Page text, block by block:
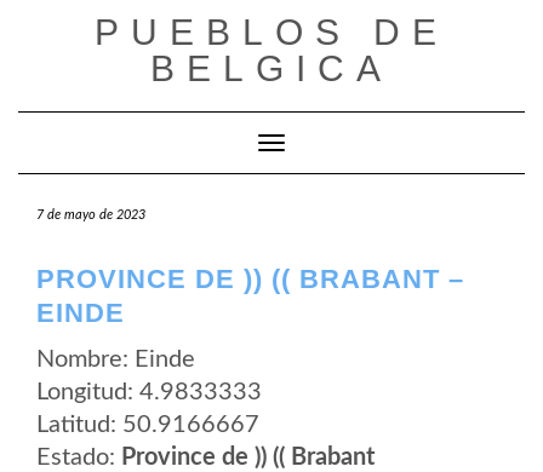
PUEBLOS DE
BELGICA
Cambiar modo de navegación
7 de mayo de 2023
PROVINCE DE )) (( BRABANT –
EINDE
Nombre: Einde
Longitud: 4.9833333
Latitud: 50.9166667
Estado: Province de )) (( Brabant